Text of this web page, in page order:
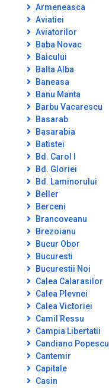
Armeneasca
Aviatiei
Aviatorilor
Baba Novac
Baicului
Balta Alba
Baneasa
Banu Manta
Barbu Vacarescu
Basarab
Basarabia
Batistei
Bd. Carol I
Bd. Gloriei
Bd. Laminorului
Beller
Berceni
Brancoveanu
Brezoianu
Bucur Obor
Bucuresti
Bucurestii Noi
Calea Calarasilor
Calea Plevnei
Calea Victoriei
Camil Ressu
Campia Libertatii
Candiano Popescu
Cantemir
Capitale
Casin